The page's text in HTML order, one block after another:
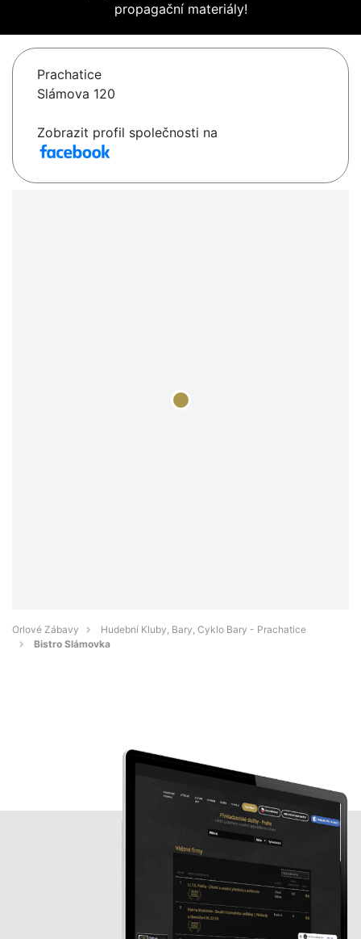
propagační materiály!
Prachatice
Slámova 120
Zobrazit profil společnosti na
Orlové Zábavy
Hudební Kluby, Bary, Cyklo Bary - Prachatice
Bistro Slámovka